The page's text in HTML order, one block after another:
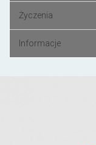
Życzenia
Informacje